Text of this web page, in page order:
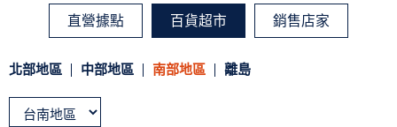
直營據點 百貨超市 銷售店家
北部地區 中部地區 南部地區 離島